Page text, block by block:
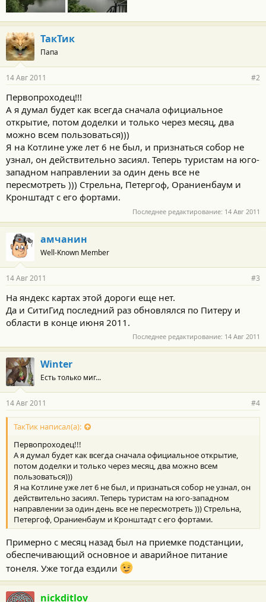
ТакТик
Папа
14 Авг 2011 #2
Первопроходец!!!
А я думал будет как всегда сначала официальное
открытие, потом доделки и только через месяц, два
можно всем пользоваться)))
Я на Котлине уже лет 6 не был, и признаться собор не
узнал, он действительно засиял. Теперь туристам на юго-
западном направлении за один день все не
пересмотреть ))) Стрельна, Петергоф, Ораниенбаум и
Кронштадт с его фортами.
Последнее редактирование: 14 Авг 2011
амчанин
Well-Known Member
14 Авг 2011 #3
На яндекс картах этой дороги еще нет.
Да и СитиГид последний раз обновлялся по Питеру и
области в конце июня 2011.
Последнее редактирование: 14 Авг 2011
Winter
Есть только миг...
14 Авг 2011 #4
ТакТик написал(а):
Первопроходец!!!
А я думал будет как всегда сначала официальное открытие,
потом доделки и только через месяц, два можно всем
пользоваться)))
Я на Котлине уже лет 6 не был, и признаться собор не узнал, он
действительно засиял. Теперь туристам на юго-западном
направлении за один день все не пересмотреть ))) Стрельна,
Петергоф, Ораниенбаум и Кронштадт с его фортами.
Примерно с месяц назад был на приемке подстанции,
обеспечивающий основное и аварийное питание
тонеля. Уже тогда ездили
nickditlov